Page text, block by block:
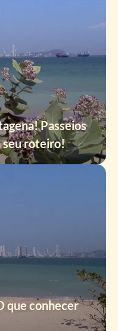
Passeios
seu roteiro!
que conhecer